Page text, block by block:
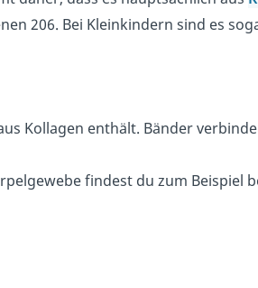
206. Bei Kleinkindern sind es
Kollagen enthält​. Bänder
findest du zum Beispiel